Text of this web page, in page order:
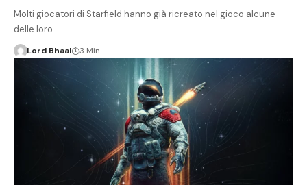
Molti giocatori di Starfield hanno già ricreato nel gioco alcune
delle loro…
Lord Bhaal 3 Min